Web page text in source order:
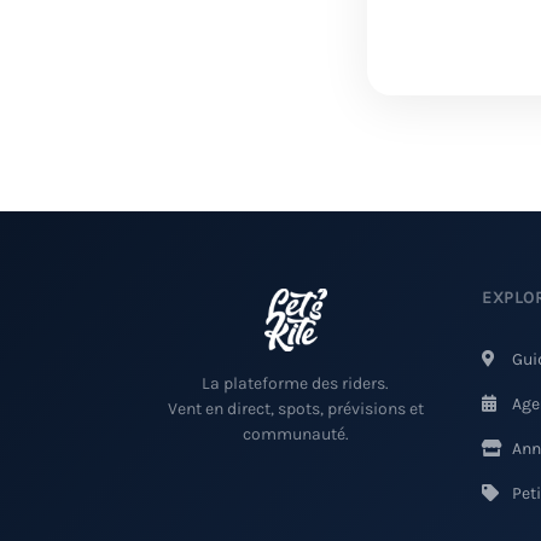
La plateforme des riders.
Vent en direct, spots, prévisions et
communauté.